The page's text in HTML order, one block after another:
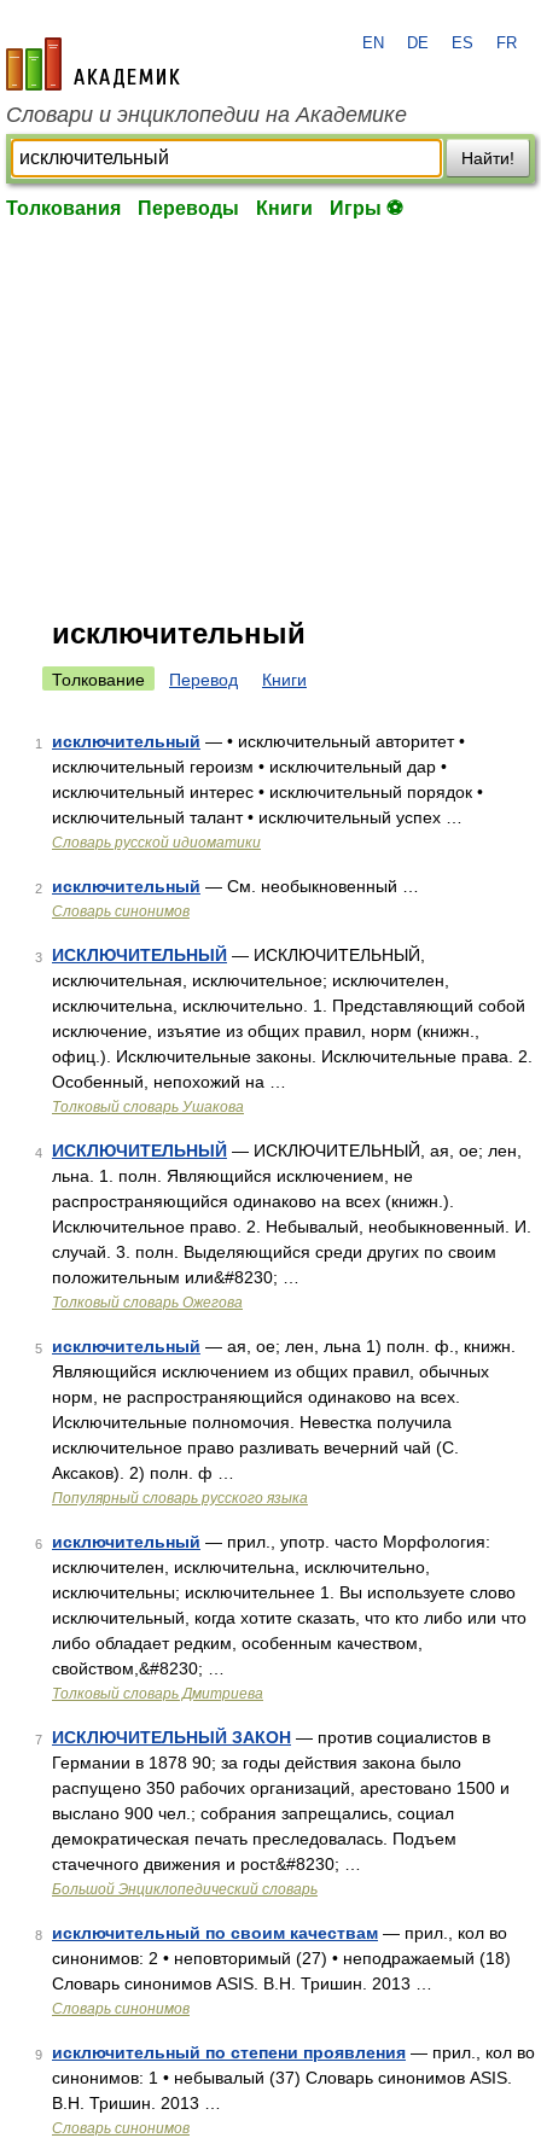
academic.ru
EN DE ES FR
Словари и энциклопедии на Академике
Найти!
Толкования Переводы Книги Игры ⚽
исключительный
Толкование Перевод Книги
1 исключительный — • исключительный авторитет •
исключительный героизм • исключительный дар •
исключительный интерес • исключительный порядок •
исключительный талант • исключительный успех …
Словарь русской идиоматики
2 исключительный — См. необыкновенный …
Словарь синонимов
3 ИСКЛЮЧИТЕЛЬНЫЙ — ИСКЛЮЧИТЕЛЬНЫЙ,
исключительная, исключительное; исключителен,
исключительна, исключительно. 1. Представляющий собой
исключение, изъятие из общих правил, норм (книжн.,
офиц.). Исключительные законы. Исключительные права. 2.
Особенный, непохожий на …
Толковый словарь Ушакова
4 ИСКЛЮЧИТЕЛЬНЫЙ — ИСКЛЮЧИТЕЛЬНЫЙ, ая, ое; лен,
льна. 1. полн. Являющийся исключением, не
распространяющийся одинаково на всех (книжн.).
Исключительное право. 2. Небывалый, необыкновенный. И.
случай. 3. полн. Выделяющийся среди других по своим
положительным или&#8230; …
Толковый словарь Ожегова
5 исключительный — ая, ое; лен, льна 1) полн. ф., книжн.
Являющийся исключением из общих правил, обычных
норм, не распространяющийся одинаково на всех.
Исключительные полномочия. Невестка получила
исключительное право разливать вечерний чай (С.
Аксаков). 2) полн. ф …
Популярный словарь русского языка
6 исключительный — прил., употр. часто Морфология:
исключителен, исключительна, исключительно,
исключительны; исключительнее 1. Вы используете слово
исключительный, когда хотите сказать, что кто либо или что
либо обладает редким, особенным качеством,
свойством,&#8230; …
Толковый словарь Дмитриева
7 ИСКЛЮЧИТЕЛЬНЫЙ ЗАКОН — против социалистов в
Германии в 1878 90; за годы действия закона было
распущено 350 рабочих организаций, арестовано 1500 и
выслано 900 чел.; собрания запрещались, социал
демократическая печать преследовалась. Подъем
стачечного движения и рост&#8230; …
Большой Энциклопедический словарь
8 исключительный по своим качествам — прил., кол во
синонимов: 2 • неповторимый (27) • неподражаемый (18)
Словарь синонимов ASIS. В.Н. Тришин. 2013 …
Словарь синонимов
9 исключительный по степени проявления — прил., кол во
синонимов: 1 • небывалый (37) Словарь синонимов ASIS.
В.Н. Тришин. 2013 …
Словарь синонимов